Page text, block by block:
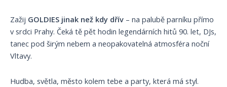
Zažij GOLDIES jinak než kdy dřív – na palubě parníku přímo
v srdci Prahy. Čeká tě pět hodin legendárních hitů 90. let, DJs,
tanec pod širým nebem a neopakovatelná atmosféra noční
Vltavy.
Hudba, světla, město kolem tebe a party, která má styl.